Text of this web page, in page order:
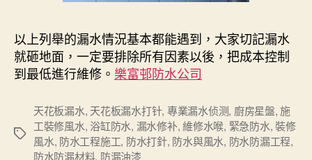
以上列舉的漏水情況基本都能遇到，大家切記漏水
就砸地面，一定要排除所有因素以後，把成本控制
到最低進行維修。 樂富邨防水公司
Tags
天花板漏水, 天花板漏水打针, 專業漏水侦测, 廚房星盤,施
工裝修風水, 浴缸防水, 漏水修补,維修水喉, 緊急防水,裝修
風水, 防水工程施工, 防水打針, 防水與風水, 防水防漏工程,
防水防漏材料, 防漏油漆